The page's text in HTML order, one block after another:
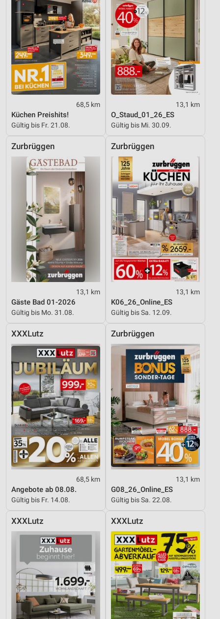
68,5 km
Küchen Preishits!
Gültig bis Fr. 21.08.
13,1 km
O_Staud_01_26_ES
Gültig bis Mi. 30.09.
Zurbrüggen
13,1 km
Gäste Bad 01-2026
Gültig bis Mo. 31.08.
Zurbrüggen
13,1 km
K06_26_Online_ES
Gültig bis Sa. 12.09.
XXXLutz
68,5 km
Angebote ab 08.08.
Gültig bis Fr. 14.08.
Zurbrüggen
13,1 km
G08_26_Online_ES
Gültig bis Sa. 22.08.
XXXLutz XXXLutz
IAB-Besonderheiten:
Verwendung genauer Standortdaten
Geräte anhand von aktiv angeforderten
Informationen identifizieren
Nicht-IAB-Verarbeitungszwecke:
Notwendig